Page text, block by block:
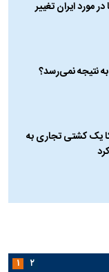
مورد ایران تغییر
به نتیجه نمی‌رسد؟
یک کشتی تجاری به
۱ ۲